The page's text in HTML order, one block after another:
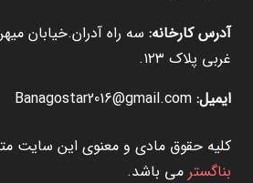
آدرس کارخانه:
غربی پلاک ۱۲۳.
ایمیل: Banagostar2016@gmail.com
کلیه حقوق مادی و معنوی این سایت
بناگستر می باشد.